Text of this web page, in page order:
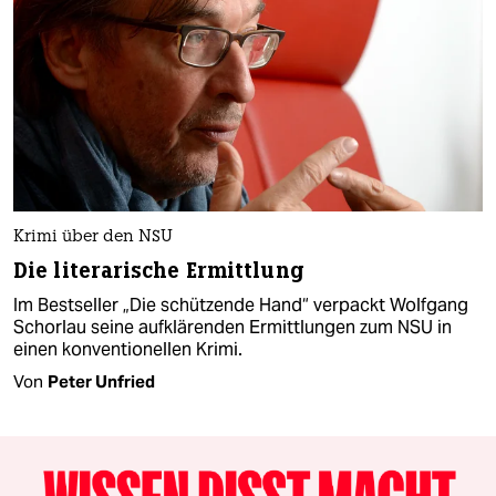
Krimi über den NSU
Die literarische Ermittlung
Im Bestseller „Die schützende Hand“ verpackt Wolfgang
Schorlau seine aufklärenden Ermittlungen zum NSU in
einen konventionellen Krimi.
Von Peter Unfried